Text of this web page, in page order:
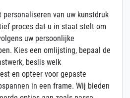
van uw kunstdruk
proces dat u in staat stelt om
uw persoonlijke
Kies een omlijsting, bepaal de
beslis welk
en opteer voor gepaste
in een frame. Wij bieden